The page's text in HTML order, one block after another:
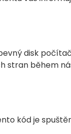
disk
stran během
kód je